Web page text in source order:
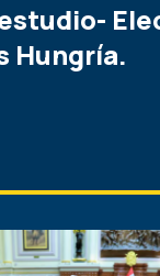
Hungría.